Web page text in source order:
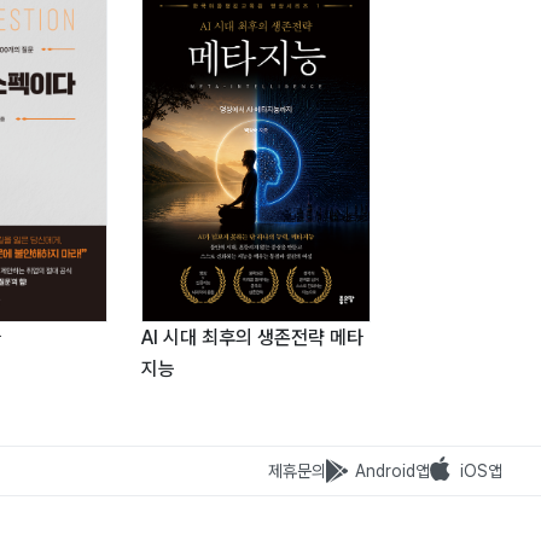
AI 시대 최후의 생존전략 메타
지능
제휴문의 Android앱 iOS앱